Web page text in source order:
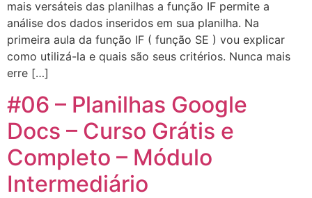
mais versáteis das planilhas a função IF permite a
análise dos dados inseridos em sua planilha. Na
primeira aula da função IF ( função SE ) vou explicar
como utilizá-la e quais são seus critérios. Nunca mais
erre […]
#06 – Planilhas Google
Docs – Curso Grátis e
Completo – Módulo
Intermediário